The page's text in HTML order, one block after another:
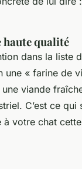
haute qualité
dans la liste
« farine de
viande
C’est ce
votre chat